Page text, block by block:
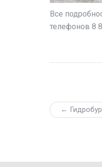
Все
телефонов 8
← Гидробур